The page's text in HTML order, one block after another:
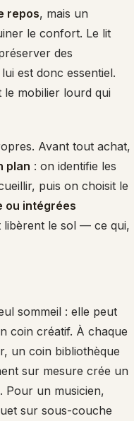
repos, mais un
le confort. Le lit
des
est donc essentiel.
le mobilier lourd qui
Avant tout achat,
plan : on identifie les
puis on choisit le
ou intégrées
libèrent le sol — ce qui,
sommeil : elle peut
coin créatif. À chaque
un coin bibliothèque
sur mesure crée un
. Pour un musicien,
sur sous-couche